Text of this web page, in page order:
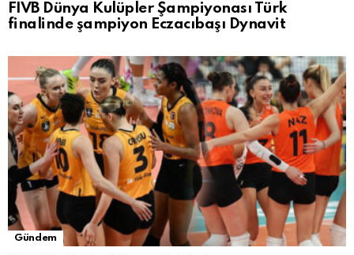
FIVB Dünya Kulüpler Şampiyonası Türk
finalinde şampiyon Eczacıbaşı Dynavit
Gündem